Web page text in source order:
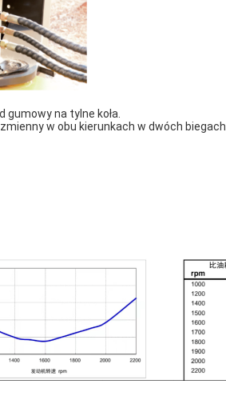
na tylne koła.
w obu kierunkach w dwóch biegach.